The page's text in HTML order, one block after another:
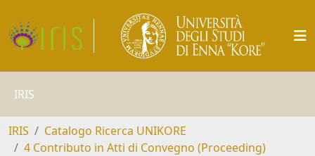
IRIS
IRIS
Catalogo Ricerca UNIKORE
4 Contributo in Atti di Convegno (Proceeding)